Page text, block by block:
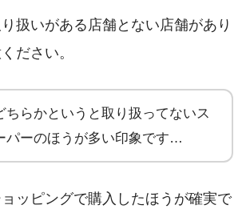
扱いがある店舗とない店舗があり
ださい。
ちらかというと取り扱ってないス
パーのほうが多い印象です…
ッピングで購入したほうが確実で